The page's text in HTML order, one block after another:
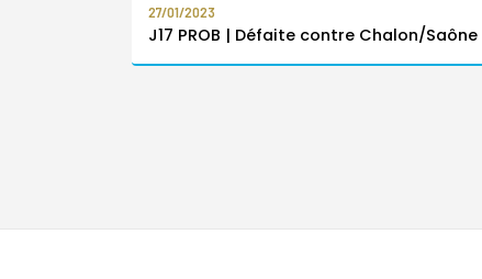
27/01/2023
J17 PROB | Défaite contre Chalon/Saône